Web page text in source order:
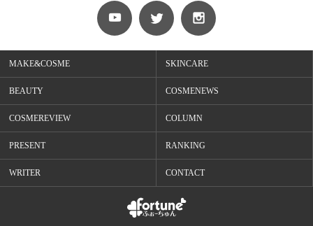
MAKE&COSME SKINCARE
BEAUTY COSMENEWS
COSMEREVIEW COLUMN
PRESENT RANKING
WRITER CONTACT